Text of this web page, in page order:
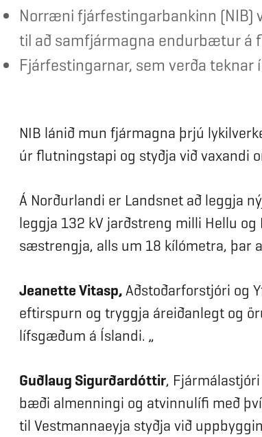
Norræni fjárfestingarbankinn (NIB)
til að samfjármagna endurbætur á
Fjárfestingarnar, sem verða
NIB lánið mun fjármagna þrjú
úr flutningstapi og styðja við vaxandi
Á Norðurlandi er Landsnet að leggja
leggja 132 kV jarðstreng milli Hellu
sæstrengja, alls um 18 kílómetra, þar
Jeanette Vitasp,Aðstoðarforstjóri og
eftirspurn og tryggja áreiðanlegt og
lífsgæðum á Íslandi. „
Guðlaug Sigurðardóttir,
bæði almenningi og atvinnulífi með
til Vestmannaeyja styðja við